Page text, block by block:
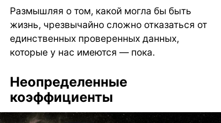
Размышляя о том, какой могла бы быть
жизнь, чрезвычайно сложно отказаться от
единственных проверенных данных,
которые у нас имеются — пока.
Неопределенные
коэффициенты